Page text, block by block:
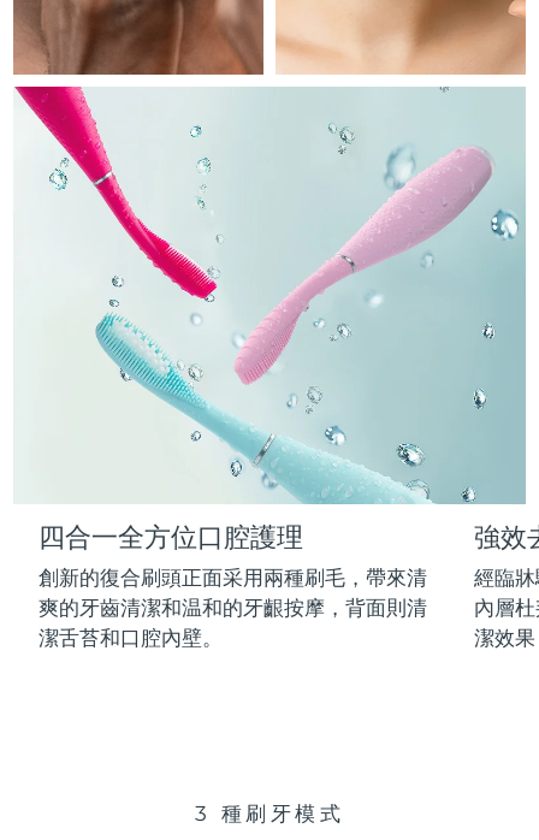
四合一全方位口腔護理
創新的復合刷頭正面采用兩種刷毛，帶來清
爽的牙齒清潔和温和的牙齦按摩，背面則清
潔舌苔和口腔內壁。
強效
經臨
內層
潔效
3 種刷牙模式
PEACH™ 2 go
Travel-friendly IPL hair removal
PEACH™ Cooling Prep Gel
Cooling IPL hair removal gel
SUPERCHARGED™ serum
Firming body serum
ESPADA™ 2
ESPADA™ Blemish Solution
Concentrated acne gel
ESPADA™ 設備
All acne treatment devices
IRIS™ 2
眼部護膚
Advanced eye care treatment
眼部護理設備
All revitalizing eye massagers
毛孔護理
Diamond microdermabrasion .
KIWI™
Blackhead remover
KIWI™ 皮肤护理
Advanced pore care essentials
護發
2-in-1 LED scalp massager
FLIP™ play advanced
LED light hairbrush
LUNA™ Dual-Peptide Scalp
Serum
For healthy hair
牙齒美白
NEW
issa™ Teeth Whitening Set
Dual LED + sonic device & 18% PAP gel
issa™ Teeth Whitening Gel
18% PAP
男士
中國香港特別行政區 預計送達日期 11/08/2026
匈牙利 10/08/2026
冰島 預計送達日期 11/08/2026
預計送達日期08/08/2026
預計送達日期 10/08/2026
預計送達日期 12/08/2026
預計送達日期
預計送達日期13/08/2026
澤西島 15/08/2026
哈薩克 預計送達日期12/08/2026